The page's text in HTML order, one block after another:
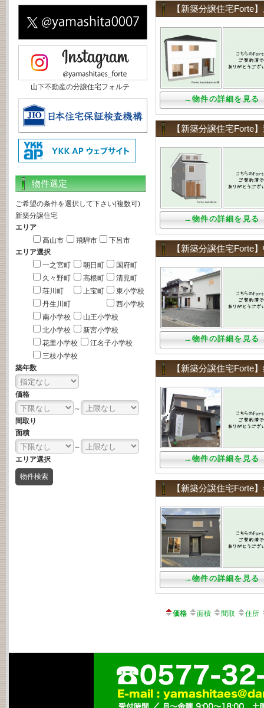
【新築分譲住宅
→物件の詳細を見る
【新築分譲住宅
→物件の詳細を見る
【新築分譲住宅
→物件の詳細を見る
【新築分譲住宅
→物件の詳細を見る
【新築分譲住宅
→物件の詳細を見る
価格 面積 間取 住所
山下不動産の分譲住宅フォルテ
物件選定
ご希望の条件を選択して下さい(複数可)
新築分譲住宅
エリア
高山市
飛騨市
下呂市
エリア選択
一之宮町
久々野町
朝日町
高根町
国府町
清見町
荘川町
丹生川町
上宝町
東小学校
西小学校
南小学校
北小学校
山王小学校
新宮小学校
花里小学校
三枝小学校
江名子小学校
築年数
価格
～
間取り
面積
～
エリア選択